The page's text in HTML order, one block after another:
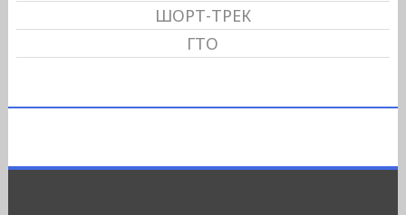
ШОРТ-ТРЕК
ГТО